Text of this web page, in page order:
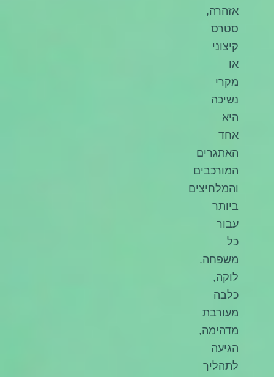
אזהרה,
סטרס
קיצוני
או
מקרי
נשיכה
היא
אחד
האתגרים
המורכבים
והמלחיצים
ביותר
עבור
כל
משפחה.
לוקה,
כלבה
מעורבת
מדהימה,
הגיעה
לתהליך